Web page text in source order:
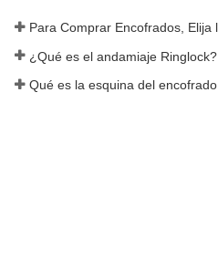
¿Qué es el andamiaje Ringlock?